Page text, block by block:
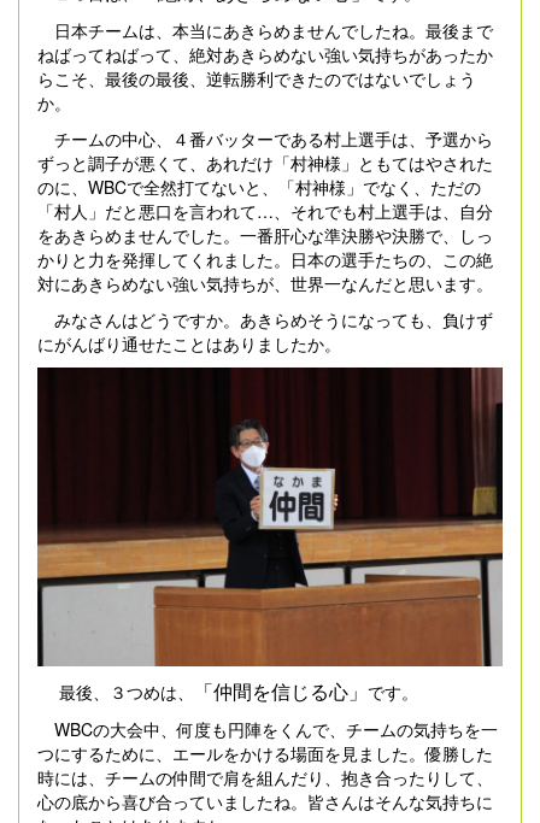
日本チームは、本当にあきらめませんでしたね。最後まで
ねばってねばって、絶対あきらめない強い気持ちがあったか
らこそ、最後の最後、逆転勝利できたのではないでしょう
か。
チームの中心、４番バッターである村上選手は、予選から
ずっと調子が悪くて、あれだけ「村神様」ともてはやされた
のに、WBCで全然打てないと、「村神様」でなく、ただの
「村人」だと悪口を言われて…、それでも村上選手は、自分
をあきらめませんでした。一番肝心な準決勝や決勝で、しっ
かりと力を発揮してくれました。日本の選手たちの、この絶
対にあきらめない強い気持ちが、世界一なんだと思います。
みなさんはどうですか。あきらめそうになっても、負けず
にがんばり通せたことはありましたか。
最後、３つめは、 「仲間を信じる心」 です。
WBCの大会中、何度も円陣をくんで、チームの気持ちを一
つにするために、エールをかける場面を見ました。優勝した
時には、チームの仲間で肩を組んだり、抱き合ったりして、
心の底から喜び合っていましたね。皆さんはそんな気持ちに